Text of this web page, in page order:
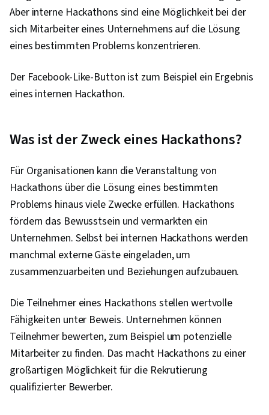
Sprache (XML), Datenzugang, Erweiterbare
Sprachen und XML
Aber interne Hackathons sind eine Möglichkeit bei der
sich Mitarbeiter eines Unternehmens auf die Lösung
eines bestimmten Problems konzentrieren.
Der Facebook-Like-Button ist zum Beispiel ein Ergebnis
eines internen Hackathon.
Was ist der Zweck eines Hackathons?
Für Organisationen kann die Veranstaltung von
Hackathons über die Lösung eines bestimmten
Problems hinaus viele Zwecke erfüllen. Hackathons
fördern das Bewusstsein und vermarkten ein
Unternehmen. Selbst bei internen Hackathons werden
manchmal externe Gäste eingeladen, um
zusammenzuarbeiten und Beziehungen aufzubauen.
Die Teilnehmer eines Hackathons stellen wertvolle
Fähigkeiten unter Beweis. Unternehmen können
Teilnehmer bewerten, zum Beispiel um potenzielle
Mitarbeiter zu finden. Das macht Hackathons zu einer
großartigen Möglichkeit für die Rekrutierung
qualifizierter Bewerber.